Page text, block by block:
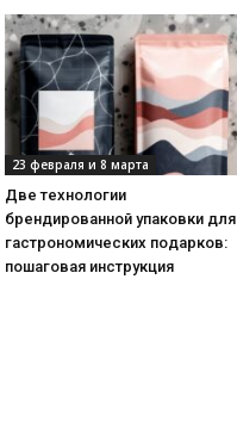
23 февраля и 8 марта
Две технологии
брендированной упаковки для
гастрономических подарков:
пошаговая инструкция